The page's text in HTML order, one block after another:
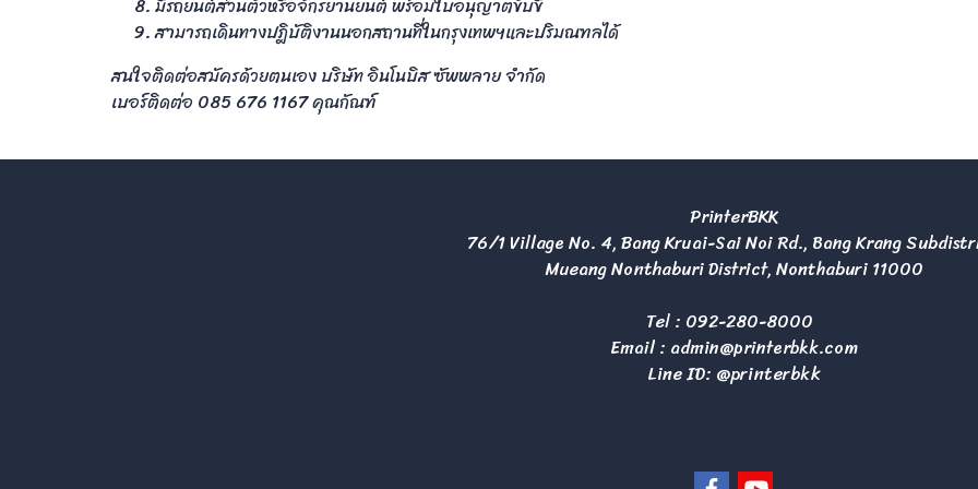
สามารถเดินทางปฎิบัติงานนอกสถานที่ในกรุงเทพฯและปริมณฑลได้
สนใจติดต่อสมัครด้วยตนเอง บริษัท อินโนบิส ซัพพลาย จำกัด
เบอร์ติดต่อ 085 676 1167 คุณกัณฑ์
PrinterBKK
76/1 Village No. 4, Bang Kruai-Sai Noi Rd., Bang Krang
Mueang Nonthaburi District, Nonthaburi 11000
Tel : 092-280-8000
Email : admin@printerbkk.com
Line ID: @printerbkk